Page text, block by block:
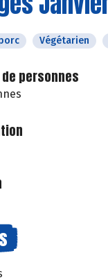
Végétarien
de personnes